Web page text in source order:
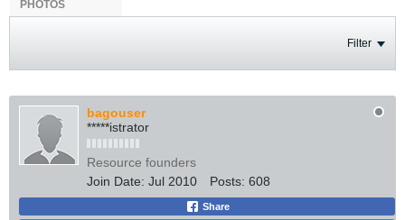
PHOTOS
Filter
bagouser
*****istrator
Resource founders
Join Date: Jul 2010 Posts: 608
Share